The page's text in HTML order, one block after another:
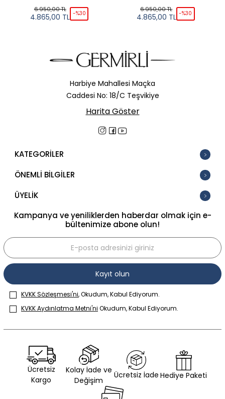
6.950,00TL
4.865,00 TL -%30
6.950,00TL
4.865,00 TL -%30
Harbiye Mahallesi Maçka
Caddesi No: 18/C Teşvikiye
Harita Göster
KATEGORİLER
ÖNEMLİ BİLGİLER
ÜYELİK
Kampanya ve yeniliklerden haberdar olmak için e-
bültenimize abone olun!
Kayıt olun
KVKK Sözleşmesi'ni, Okudum, Kabul Ediyorum.
KVKK Aydınlatma Metni'ni Okudum, Kabul Ediyorum.
Ücretsiz
Kargo
Kolay İade ve
Değişim
Ücretsiz İade Hediye Paketi